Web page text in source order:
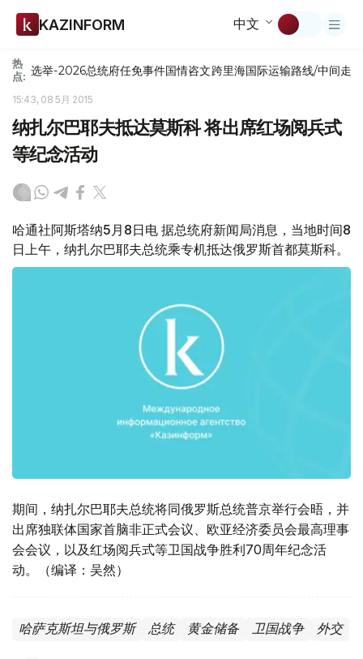
KAZINFORM 中文
热
点: 选举-2026总统府任免事件国情咨文跨里海国际运输路线/中间走廊
15:43, 08 5月 2015
纳扎尔巴耶夫抵达莫斯科 将出席红场阅兵式
等纪念活动
哈通社阿斯塔纳5月8日电 据总统府新闻局消息，当地时间8
日上午，纳扎尔巴耶夫总统乘专机抵达俄罗斯首都莫斯科。
期间，纳扎尔巴耶夫总统将同俄罗斯总统普京举行会晤，并
出席独联体国家首脑非正式会议、欧亚经济委员会最高理事
会会议，以及红场阅兵式等卫国战争胜利70周年纪念活
动。（编译：吴然）
哈萨克斯坦与俄罗斯 总统 黄金储备 卫国战争 外交